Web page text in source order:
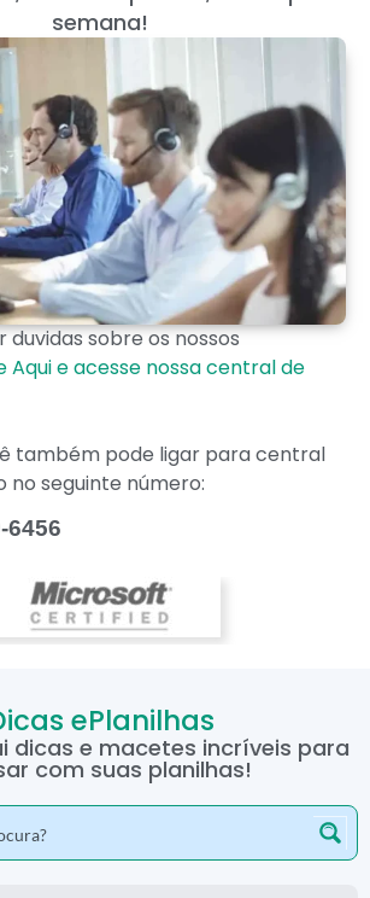
semana!
duvidas sobre os nossos
Aqui e acesse nossa central de
também pode ligar para central
seguinte número:
6456
ePlanilhas
dicas e macetes incríveis para
com suas planilhas!